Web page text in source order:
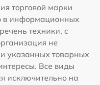
торговой марки
в информационных
техники, с
не
указанных товарных
Все виды
исключительно на